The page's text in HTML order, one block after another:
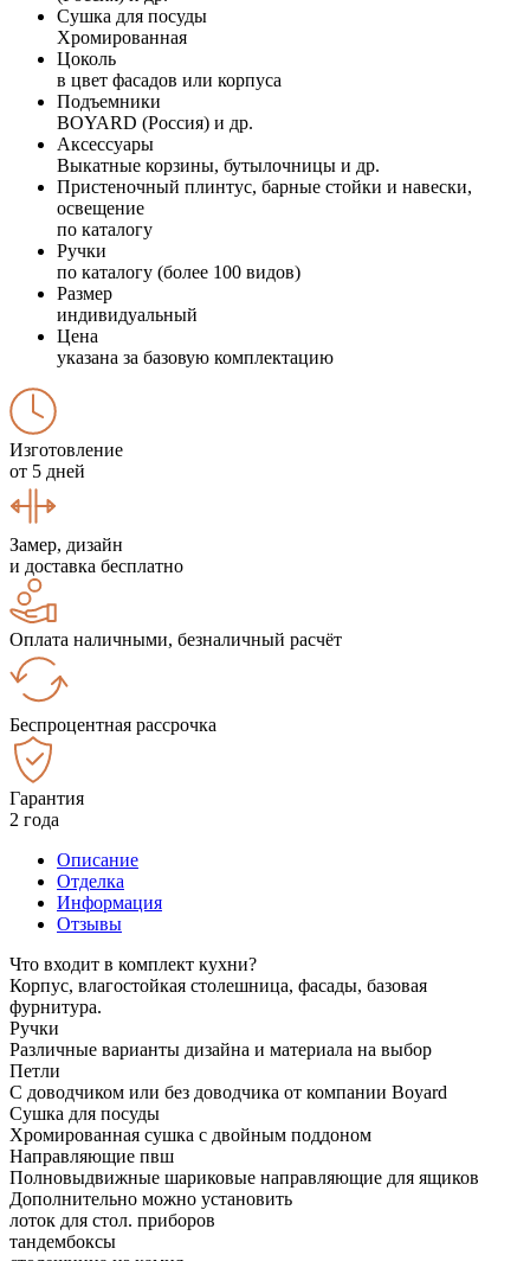
Сушка для посуды
Хромированная
Цоколь
в цвет фасадов или корпуса
Подъемники
BOYARD (Россия) и др.
Аксессуары
Выкатные корзины, бутылочницы и др.
Пристеночный плинтус, барные стойки и навески,
освещение
по каталогу
Ручки
по каталогу (более 100 видов)
Размер
индивидуальный
Цена
указана за базовую комплектацию
Изготовление
от 5 дней
Замер, дизайн
и доставка бесплатно
Оплата наличными, безналичный расчёт
Беспроцентная рассрочка
Гарантия
2 года
Описание
Отделка
Информация
Отзывы
Что входит в комплект кухни?
Корпус, влагостойкая столешница, фасады, базовая
фурнитура.
Ручки
Различные варианты дизайна и материала на выбор
Петли
С доводчиком или без доводчика от компании Boyard
Сушка для посуды
Хромированная сушка с двойным поддоном
Направляющие пвш
Полновыдвижные шариковые направляющие для ящиков
Дополнительно можно установить
лоток для стол. приборов
тандембоксы